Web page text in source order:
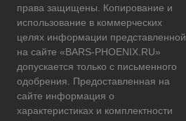
права защищены. Копирование и
использование в коммерческих
целях информации представленной
на сайте «BARS-PHOENIX.RU»
допускается только с письменного
одобрения. Предоставленная на
сайте информация о
характеристиках и комплектности